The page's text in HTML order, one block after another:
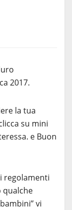
2017.
la tua
su mini
e Buon
regolamenti
qualche
vi